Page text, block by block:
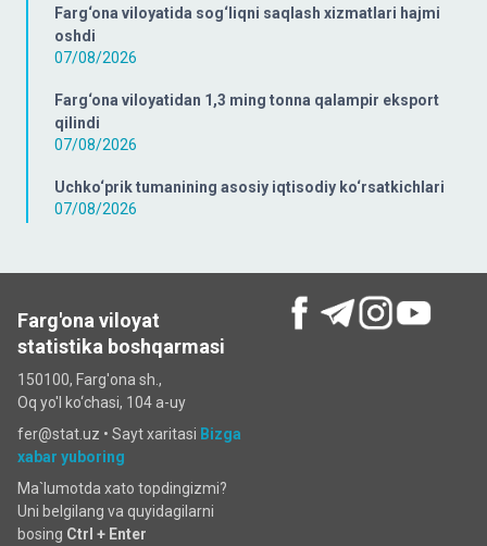
Farg‘ona viloyatida sog‘liqni saqlash xizmatlari hajmi
oshdi
07/08/2026
Farg‘ona viloyatidan 1,3 ming tonna qalampir eksport
qilindi
07/08/2026
Uchko‘prik tumanining asosiy iqtisodiy ko‘rsatkichlari
07/08/2026
Farg'ona viloyat
statistika boshqarmasi
150100, Farg'ona sh.,
Oq yo'l ko‘chаsi, 104 a-uy
fer@stat.uz • Sayt xaritasi Bizga
xabar yuboring
Ma`lumotda xato topdingizmi?
Uni belgilang va quyidagilarni
bosing Ctrl + Enter